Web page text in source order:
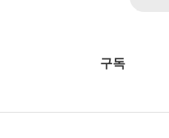
구독